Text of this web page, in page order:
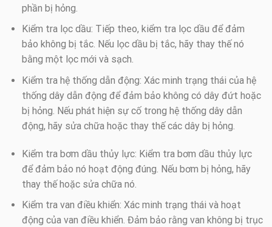
phần bị hỏng.
Kiểm tra lọc dầu: Tiếp theo, kiểm tra lọc dầu để đảm
bảo không bị tắc. Nếu lọc dầu bị tắc, hãy thay thế nó
bằng một lọc mới và sạch.
Kiểm tra hệ thống dẫn động: Xác minh trạng thái của hệ
thống dây dẫn động để đảm bảo không có dây đứt hoặc
bị hỏng. Nếu phát hiện sự cố trong hệ thống dây dẫn
động, hãy sửa chữa hoặc thay thế các dây bị hỏng.
Kiểm tra bơm dầu thủy lực: Kiểm tra bơm dầu thủy lực
để đảm bảo nó hoạt động đúng. Nếu bơm bị hỏng, hãy
thay thế hoặc sửa chữa nó.
Kiểm tra van điều khiển: Xác minh trạng thái và hoạt
động của van điều khiển. Đảm bảo rằng van không bị trục